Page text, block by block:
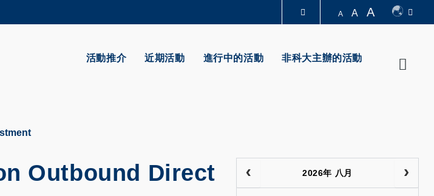
多科大概覽
生活@科大 圖書館
A A A
活動推介 近期活動 進行中的活動 非科大主辦的活動
Outbound Direct
2026年 八月